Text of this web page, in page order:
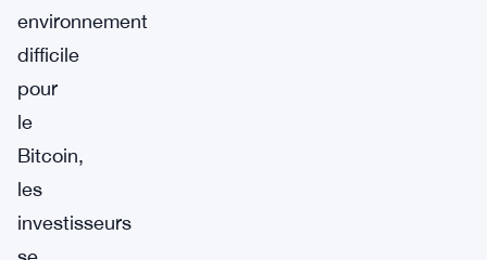
environnement
difficile
pour
le
Bitcoin,
les
investisseurs